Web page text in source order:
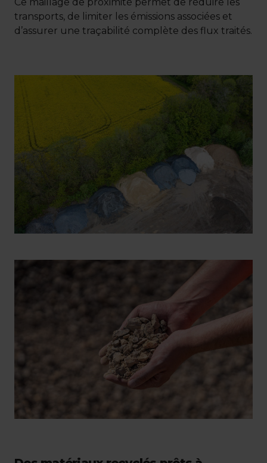
transports, de limiter les émissions associées et
d’assurer une traçabilité complète des flux traités.